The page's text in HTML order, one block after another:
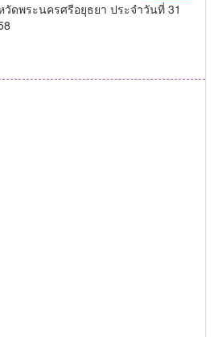
วัดพระนครศรีอยุธยา ประจำวันที่ 31